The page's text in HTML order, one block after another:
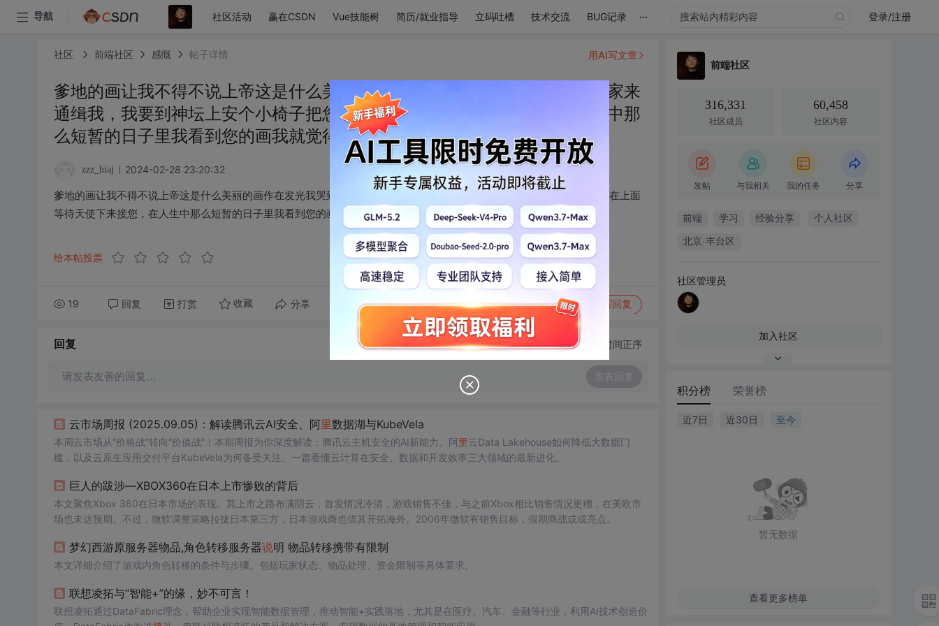
导航 社区活动 赢在CSDN Vue技能树 简历/就业指导 立码吐槽 技术交流 BUG记录 ... 登录/注册
社区 前端社区 感慨 帖子详情
爹地的画让我不得不说上帝这是什么美丽的画作在发光我哭到太平洋周围国家来
通缉我，我要到神坛上安个小椅子把您绑在上面等待天使下来接您，在人生中那
么短暂的日子里我看到您的画我就觉得：人间值得。
zzz_hiaj 2024-02-28 23:20:32
爹地的画让我不得不说上帝这是什么美丽的画作在发光我哭到太平洋周围国家来通缉我，我要到神坛上安个小椅子把您绑在上面
等待天使下来接您，在人生中那么短暂的日子里我看到您的画我就觉得：人间值得。
给本帖投票
19 回复 打赏 收藏 分享 转发到动态 举报 写回复
用AI写文章
回复 切换为时间正序
请发表友善的回复… 发表回复
云市场周报 (2025.09.05)：解读腾讯云AI安全、阿里数据湖与KubeVela
本周云市场从“价格战”转向“价值战”！本期周报为你深度解读：腾讯云主机安全的AI新能力、阿里云Data Lakehouse如何降低大数据门
槛，以及云原生应用交付平台KubeVela为何备受关注。一篇看懂云计算在安全、数据和开发效率三大领域的最新进化。
巨人的跋涉—XBOX360在日本上市惨败的背后
本文聚焦Xbox 360在日本市场的表现。其上市之路布满阴云，首发情况冷清，游戏销售不佳，与之前Xbox相比销售情况更糟，在美欧市
场也未达预期。不过，微软调整策略拉拢日本第三方，日本游戏商也借其开拓海外。2006年微软有销售目标，假期商战或成亮点。
梦幻西游原服务器物品,角色转移服务器说明 物品转移携带有限制
本文详细介绍了游戏内角色转移的条件与步骤。包括玩家状态、物品处理、资金限制等具体要求。
联想凌拓与“智能+”的缘，妙不可言！
联想凌拓通过DataFabric理念，帮助企业实现智能数据管理，推动智能+实践落地，尤其是在医疗、汽车、金融等行业，利用AI技术创造价
前端社区
316,331
社区成员
60,458
社区内容
发帖 与我相关 我的任务 分享
前端 学习 经验分享 个人社区
北京·丰台区
社区管理员
加入社区
积分榜 荣誉榜
近7日 近30日 至今
暂无数据
查看更多榜单